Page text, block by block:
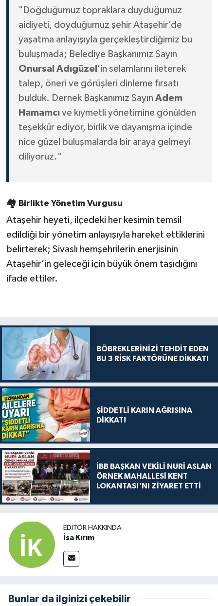
"Doğduğumuz topraklara duyduğumuz
aidiyeti, doyduğumuz şehir Ataşehir’de
yaşatma anlayışıyla gerçekleştirdiğimiz bu
buluşmada; Belediye Başkanımız Sayın
Onursal Adıgüzel ’in selamlarını ileterek
talep, öneri ve görüşleri dinleme fırsatı
bulduk. Dernek Başkanımız Sayın Adem
Hamamcıve kıymetli yönetimine gönülden
teşekkür ediyor, birlik ve dayanışma içinde
nice güzel buluşmalarda bir araya gelmeyi
diliyoruz."
🏘️ Birlikte Yönetim Vurgusu
Ataşehir heyeti, ilçedeki her kesimin temsil
edildiği bir yönetim anlayışıyla hareket ettiklerini
belirterek; Sivaslı hemşehrilerin enerjisinin
Ataşehir’in geleceği için büyük önem taşıdığını
ifade ettiler.
BÖBREKLERİNİZİ TEHDİT EDEN
BU 3 RİSK FAKTÖRÜNE DİKKAT!
ŞİDDETLİ KARIN AĞRISINA
DİKKAT!
İBB BAŞKAN VEKİLİ NURİ ASLAN
ÖRNEK MAHALLESİ KENT
LOKANTASI'NI ZİYARET ETTİ
EDITÖR HAKKINDA
İsa Kırım
Bunlar da ilginizi çekebilir